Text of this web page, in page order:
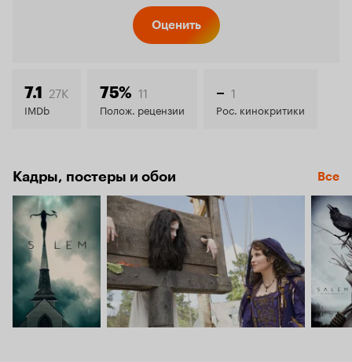
6.9
Оценить
7.1 27K
IMDb
75% 11
Полож. рецензии
– 1
Рос. кинокритики
Кадры, постеры и обои Все